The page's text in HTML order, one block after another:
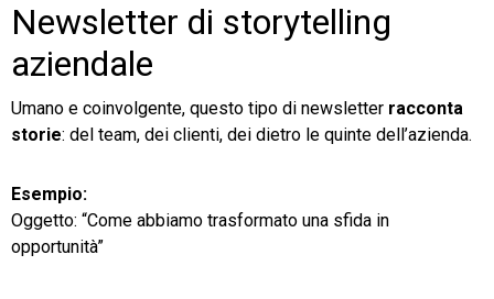
Newsletter di storytelling
aziendale
Umano e coinvolgente, questo tipo di newsletter racconta
storie: del team, dei clienti, dei dietro le quinte dell’azienda.
Esempio:
Oggetto: “Come abbiamo trasformato una sfida in
opportunità”